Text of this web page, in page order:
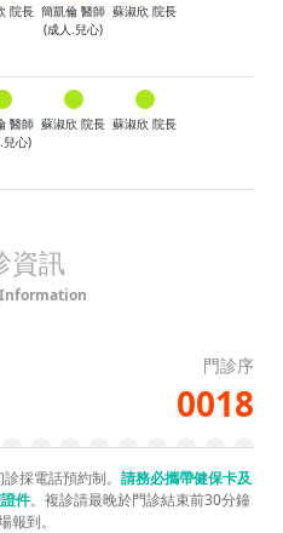
院長 簡凱倫 醫師
(成人.兒心)
蘇淑欣 院長
醫師
兒心)
蘇淑欣 院長 蘇淑欣 院長
資訊
門診序
0018
採電話預約制。 請務必攜帶健保卡及
件。複診請最晚於門診結束前30分鐘
報到。